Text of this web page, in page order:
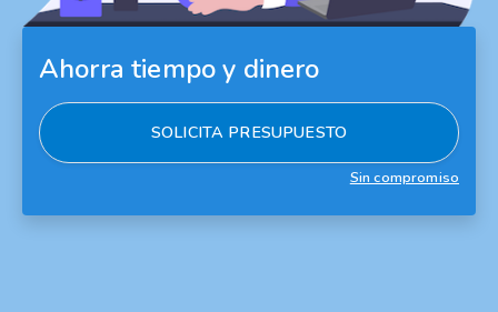
Ahorra tiempo y dinero
SOLICITA PRESUPUESTO
Sin compromiso